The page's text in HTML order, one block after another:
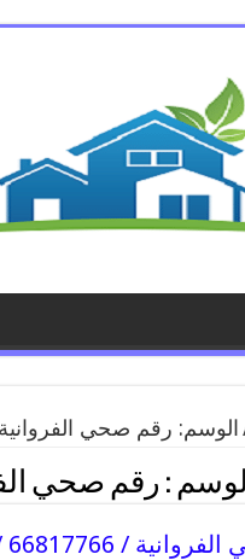
الوسم: رقم صحي الفروانية
: رقم صحي
/ افضل فني صحي سباك بالفروانية